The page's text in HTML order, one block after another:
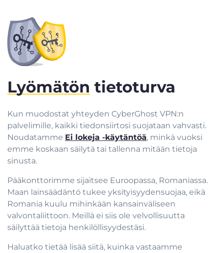
Lyömätön tietoturva
Kun muodostat yhteyden CyberGhost VPN:n
palvelimille, kaikki tiedonsiirtosi suojataan vahvasti.
Noudatamme Ei lokeja -käytäntöä, minkä vuoksi
emme koskaan säilytä tai tallenna mitään tietoja
sinusta.
Pääkonttorimme sijaitsee Euroopassa, Romaniassa.
Maan lainsäädäntö tukee yksityisyydensuojaa, eikä
Romania kuulu mihinkään kansainväliseen
valvontaliittoon. Meillä ei siis ole velvollisuutta
säilyttää tietoja henkilöllisyydestäsi.
Haluatko tietää lisää siitä, kuinka vastaamme